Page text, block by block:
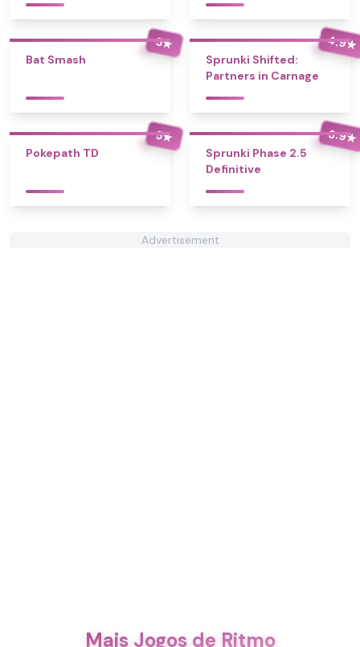
5★
Bat Smash
4.9★
Sprunki Shifted:
Partners in Carnage
5★
Pokepath TD
3.9★
Sprunki Phase 2.5
Definitive
Advertisement
Mais Jogos de Ritmo